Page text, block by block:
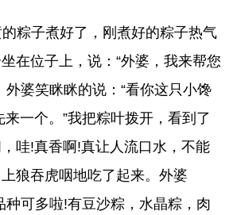
粽子煮好了，刚煮好的粽子热气
在位子上，说：“外婆，我来帮您
外婆笑眯眯的说：“看你这只小馋
一个。”我把粽叶拨开，看到了
哇!真香啊!真让人流口水，不能
狼吞虎咽地吃了起来。外婆
种可多啦!有豆沙粽，水晶粽，肉